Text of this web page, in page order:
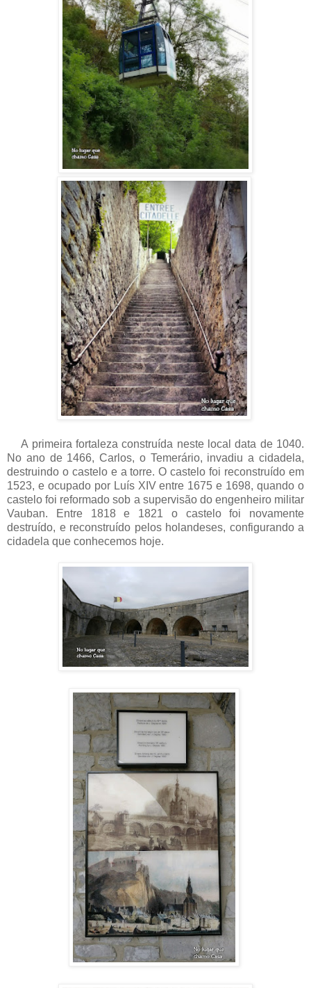
A primeira fortaleza construída neste local data de 1040.
No ano de 1466, Carlos, o Temerário, invadiu a cidadela,
destruindo o castelo e a torre. O castelo foi reconstruído em
1523, e ocupado por Luís XIV entre 1675 e 1698, quando o
castelo foi reformado sob a supervisão do engenheiro militar
Vauban. Entre 1818 e 1821 o castelo foi novamente
destruído, e reconstruído pelos holandeses, configurando a
cidadela que conhecemos hoje.